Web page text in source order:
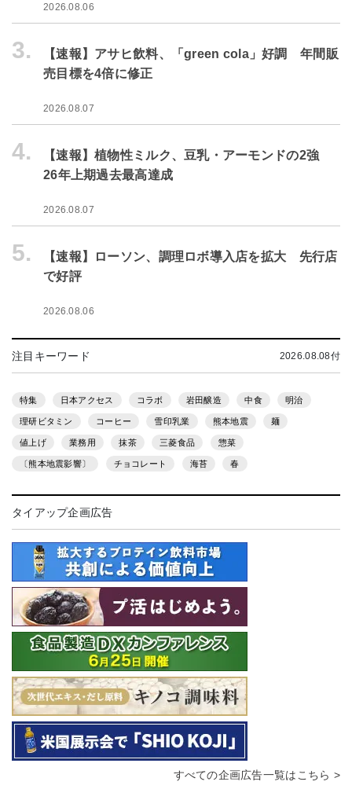
2026.08.06
3.
【速報】アサヒ飲料、「green cola」好調 年間販
売目標を4倍に修正
2026.08.07
4.
【速報】植物性ミルク、豆乳・アーモンドの2強
26年上期過去最高達成
2026.08.07
5.
【速報】ローソン、調理ロボ導入店を拡大 先行店
で好評
2026.08.06
注目キーワード 2026.08.08付
特集 日本アクセス コラボ 岩田醸造 中食 明治
理研ビタミン コーヒー 雪印乳業 熊本地震 麺
値上げ 業務用 抹茶 三菱食品 惣菜
〔熊本地震影響〕 チョコレート 海苔 春
タイアップ企画広告
すべての企画広告一覧はこちら >